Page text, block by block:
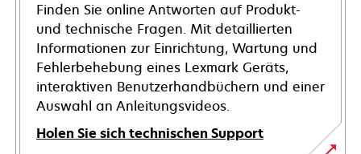
Finden Sie online Antworten auf Produkt-
und technische Fragen. Mit detaillierten
Informationen zur Einrichtung, Wartung und
Fehlerbehebung eines Lexmark Geräts,
interaktiven Benutzerhandbüchern und einer
Auswahl an Anleitungsvideos.
Holen Sie sich technischen Support